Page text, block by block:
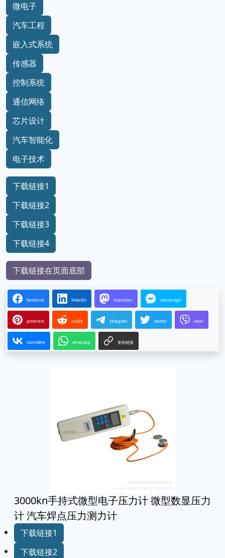
微电子
汽车工程
嵌入式系统
传感器
控制系统
通信网络
芯片设计
汽车智能化
电子技术
下载链接1
下载链接2
下载链接3
下载链接4
下载链接在页面底部
facebook linkedin mastodon messenger
pinterest reddit telegram twitter viber
vkontakte whatsapp 复制链接
3000kn手持式微型电子压力计 微型数显压力
计 汽车焊点压力测力计
下载链接1
下载链接2